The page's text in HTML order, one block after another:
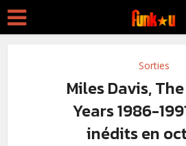
Sorties
Miles Davis,
Years 1986-
inédits en